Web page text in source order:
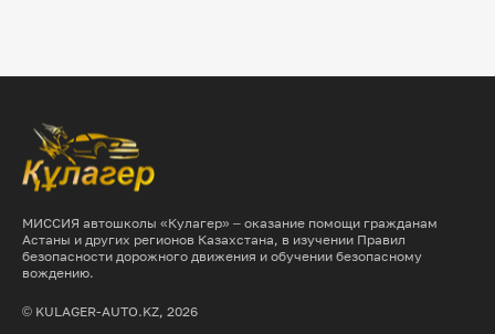
МИССИЯ автошколы «Кулагер» – оказание помощи гражданам
Астаны и других регионов Казахстана, в изучении Правил
безопасности дорожного движения и обучении безопасному
вождению.
© KULAGER-AUTO.KZ, 2026